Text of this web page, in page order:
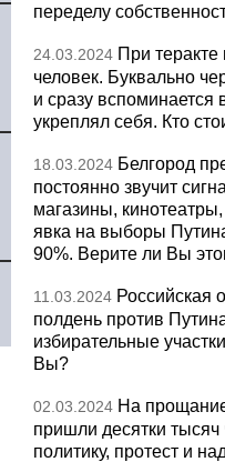
переделу
24.03.2024 При теракте
человек. Буквально
и сразу вспоминается
укреплял себя. Кто
18.03.2024 Белгород
постоянно звучит
магазины,
явка на выборы
90%. Верите ли Вы
11.03.2024 Российская
полдень против
избирательные
Вы?
02.03.2024 На
пришли десятки
политику, протест и